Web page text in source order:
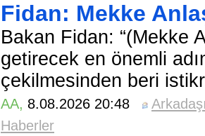
Fidan: Mekke
Bakan Fidan: “(Mekke
getirecek en önemli
çekilmesinden beri
AA, 8.08.2026 20:48
Haberler